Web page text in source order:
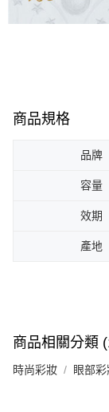
商品規格
品牌
容量
效期
產地
商品相關分類
時尚彩妝 眼部